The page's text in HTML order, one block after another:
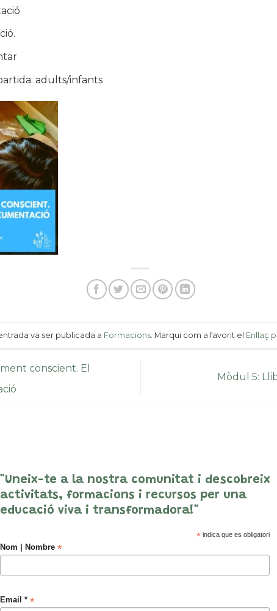
adults/infants
va ser publicada a Formacions . Marqui com a favorit el Enllaç
conscient. El
Mòdul 5:
"Uneix-te a la nostra comunitat i descobreix
activitats, formacions i recursos per una
educació viva i transformadora!"
*indica que es obligatori
Nom | Nombre *
Email * *